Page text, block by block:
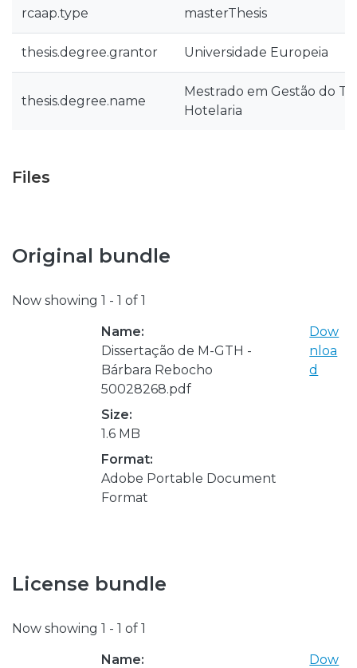
rcaap.type masterThesis
thesis.degree.grantor Universidade Europeia
thesis.degree.name
Mestrado em Gestão do
Hotelaria
Files
Original bundle
Now showing 1 - 1 of 1
Name:
Dissertação de M-GTH -
Bárbara Rebocho
50028268.pdf
Size:
1.6 MB
Format:
Adobe Portable Document
Format
Dow
nloa
d
License bundle
Now showing 1 - 1 of 1
Name:
Dow